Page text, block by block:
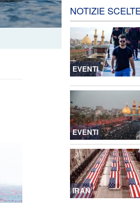
NOTIZIE SCELTE
EVENTI
EVENTI
IRAN